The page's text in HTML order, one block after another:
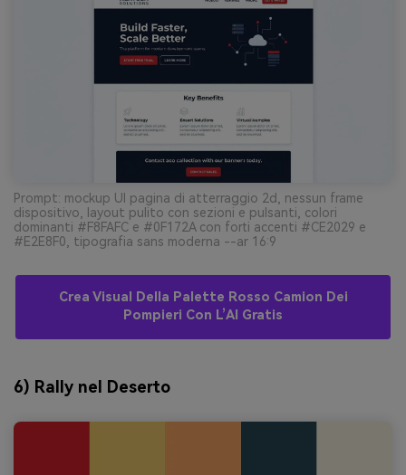
Prompt: mockup UI pagina di atterraggio 2d, nessun frame
dispositivo, layout pulito con sezioni e pulsanti, colori
dominanti #F8FAFC e #0F172A con forti accenti #CE2029 e
#E2E8F0, tipografia sans moderna --ar 16:9
Crea Visual Della Palette Rosso Camion Dei
Pompieri Con L’AI Gratis
6) Rally nel Deserto